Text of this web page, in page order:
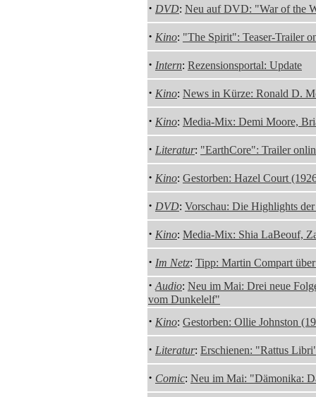
· DVD: Neu auf DVD: "War of the
· Kino: "The Spirit": Teaser-Trailer
· Intern: Rezensionsportal: Update
· Kino: News in Kürze: Ronald D.
· Kino: Media-Mix: Demi Moore,
· Literatur: "EarthCore": Trailer
· Kino: Gestorben: Hazel Court
· DVD: Vorschau: Die Highlights
· Kino: Media-Mix: Shia LaBeouf,
· Im Netz: Tipp: Martin Compart
· Audio: Neu im Mai: Drei neue
vom Dunkelelf"
· Kino: Gestorben: Ollie Johnston
· Literatur: Erschienen: "Rattus
· Comic: Neu im Mai: "Dämonika: